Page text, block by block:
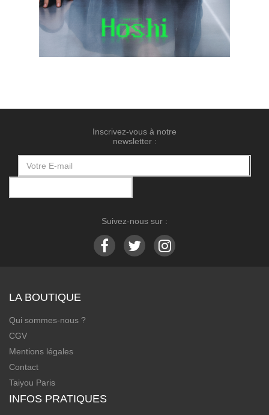
Inscrivez-vous à notre
newsletter :
Suivez-nous sur :
LA BOUTIQUE
Qui sommes-nous ?
CGV
Mentions légales
Contact
Taiyou Paris
INFOS PRATIQUES